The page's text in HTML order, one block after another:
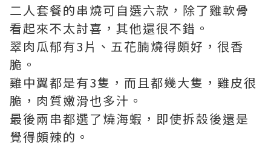
二人套餐的串燒可自選六款，除了雞軟骨
看起來不太討喜，其他還很不錯。
翠肉瓜郁有3片、五花腩燒得頗好，很香
脆。
雞中翼都是有3隻，而且都幾大隻，雞皮很
脆，肉質嫩滑也多汁。
最後兩串都選了燒海蝦，即使拆殼後還是
覺得頗辣的。